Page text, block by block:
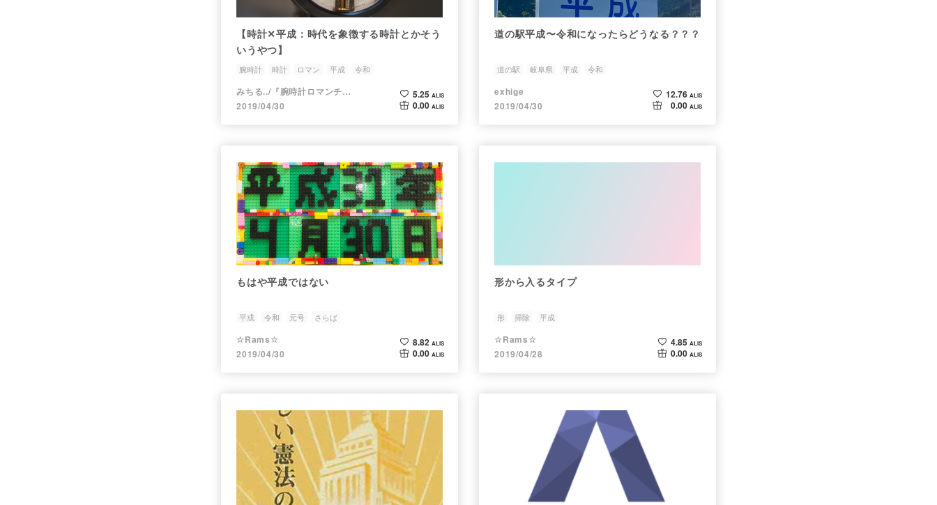
【時計✕平成：時代を象徴する時計とかそう
いうやつ】
腕時計 時計 ロマン 平成 令和
みちる../『腕時計ロマンチシズム概論』
2019/04/30
5.25 ALIS
0.00 ALIS
道の駅平成〜令和になったらどうなる？？？
道の駅 岐阜県 平成 令和
exhige
2019/04/30
12.76 ALIS
0.00 ALIS
もはや平成ではない
平成 令和 元号 さらば
☆Rams☆
2019/04/30
8.82 ALIS
0.00 ALIS
形から入るタイプ
形 掃除 平成
☆Rams☆
2019/04/28
4.85 ALIS
0.00 ALIS